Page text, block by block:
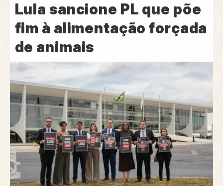
Lula sancione PL que põe
fim à alimentação forçada
de animais